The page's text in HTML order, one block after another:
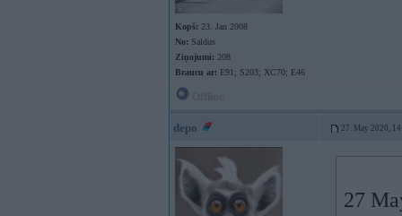
Kopš: 23. Jan 2008
No: Saldus
Ziņojumi: 208
Braucu ar: E91; S203; XC70; E46
depo 27. May 2020,
27